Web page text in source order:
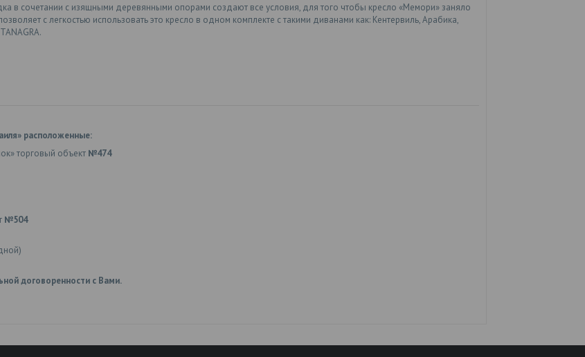
в сочетании с изящными деревянными опорами создают все условия, для того чтобы кресло «Мемори» заняло
с легкостью использовать это кресло в одном комплекте с такими диванами как: Кентервиль, Арабика,
расположенные:
торговый объект №474
№504
договоренности с Вами.